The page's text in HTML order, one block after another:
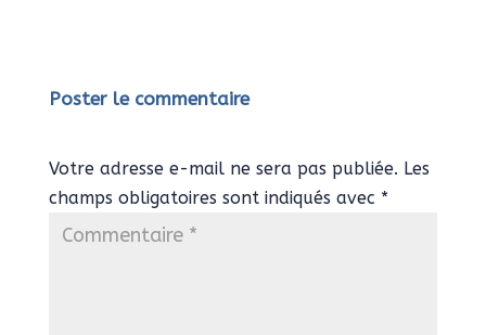
Poster le commentaire
Votre adresse e-mail ne sera pas publiée. Les
champs obligatoires sont indiqués avec *